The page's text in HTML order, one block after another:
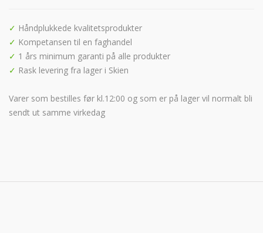
✓ Håndplukkede kvalitetsprodukter
✓ Kompetansen til en faghandel
✓ 1 års minimum garanti på alle produkter
✓ Rask levering fra lager i Skien
Varer som bestilles før kl.12:00 og som er på lager vil normalt bli
sendt ut samme virkedag